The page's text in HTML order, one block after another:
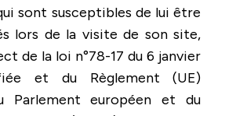
sont susceptibles de lui être
lors de la visite de son site,
de la loi n°78-17 du 6 janvier
et du Règlement (UE)
Parlement européen et du